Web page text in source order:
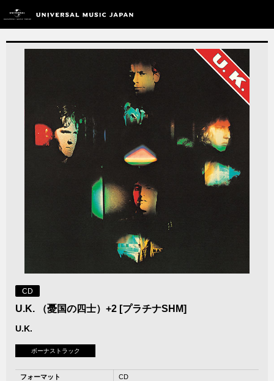
CD
U.K. （憂国の四士）+2 [プラチナSHM]
U.K.
ボーナストラック
フォーマット
CD